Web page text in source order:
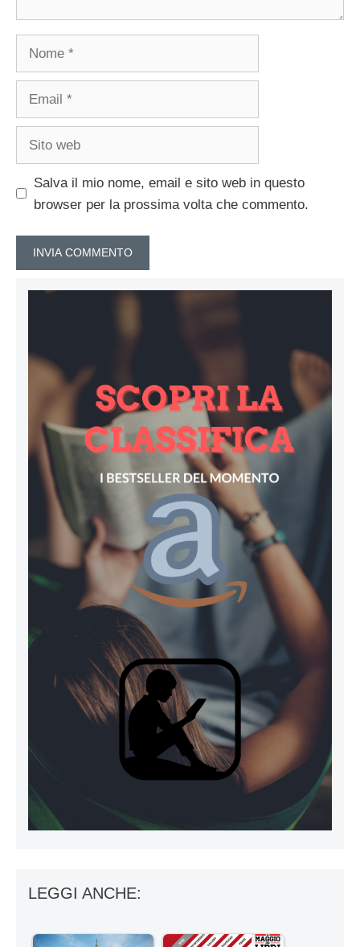
Salva il mio nome, email e sito web in questo
browser per la prossima volta che commento.
LEGGI ANCHE: